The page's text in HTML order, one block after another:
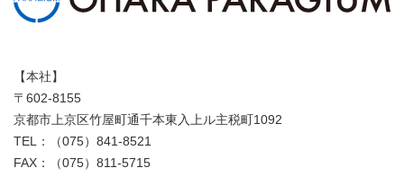
【本社】
〒602-8155
京都市上京区竹屋町通千本東入上ル主税町1092
TEL：（075）841-8521
FAX：（075）811-5715